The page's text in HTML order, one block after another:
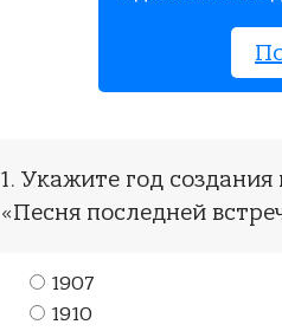
1. Укажите год
«Песня последней
1907
1910